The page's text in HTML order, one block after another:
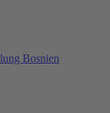
Bosnien